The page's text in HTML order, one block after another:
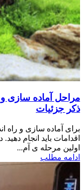
مراحل آماده سازی و
ذکر جزئیات
برای آماده سازی و راه
اقدامات باید انجام
اولین مرحله ی آم...
ادامه مطلب